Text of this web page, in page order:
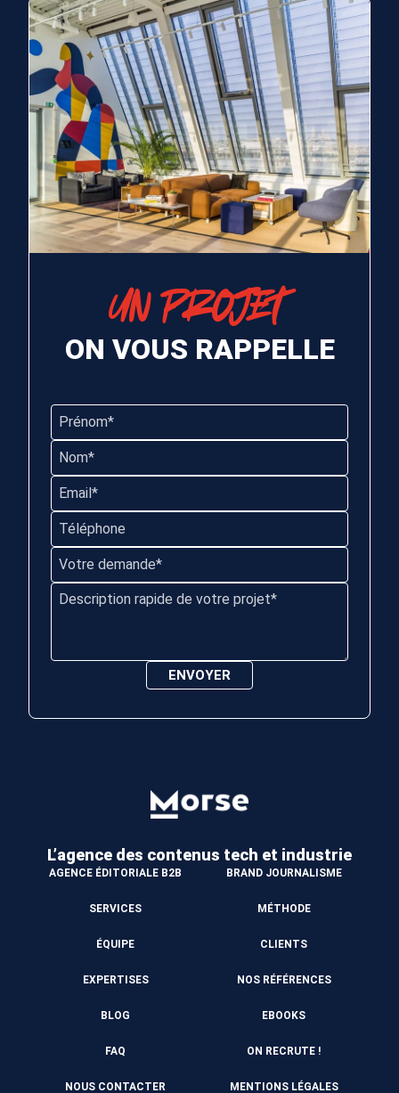
UN PROJET
ON VOUS RAPPELLE
L’agence des contenus tech et industrie
AGENCE ÉDITORIALE B2B BRAND JOURNALISME
SERVICES MÉTHODE
ÉQUIPE CLIENTS
EXPERTISES NOS RÉFÉRENCES
BLOG EBOOKS
FAQ ON RECRUTE !
NOUS CONTACTER MENTIONS LÉGALES